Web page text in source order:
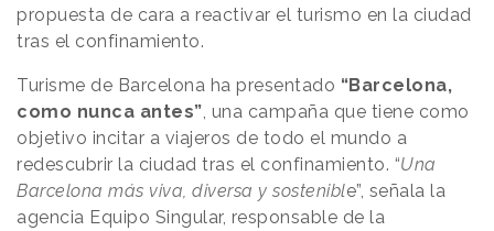
propuesta de cara a reactivar el turismo en la ciudad
tras el confinamiento.
Turisme de Barcelona ha presentado “Barcelona,
como nunca antes”, una campaña que tiene como
objetivo incitar a viajeros de todo el mundo a
redescubrir la ciudad tras el confinamiento. “Una
Barcelona más viva, diversa y sostenible”, señala la
agencia Equipo Singular, responsable de la